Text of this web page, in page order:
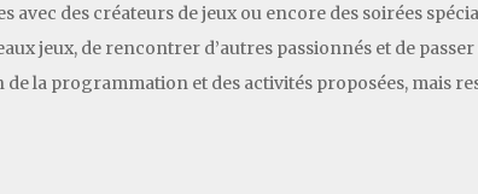
avec des créateurs de jeux ou encore des soirées
jeux, de rencontrer d’autres passionnés et de
la programmation et des activités proposées, mais